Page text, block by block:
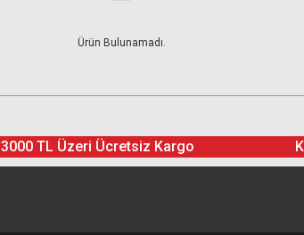
Ürün Bulunamadı.
3000 TL Üzeri Ücretsiz Kargo